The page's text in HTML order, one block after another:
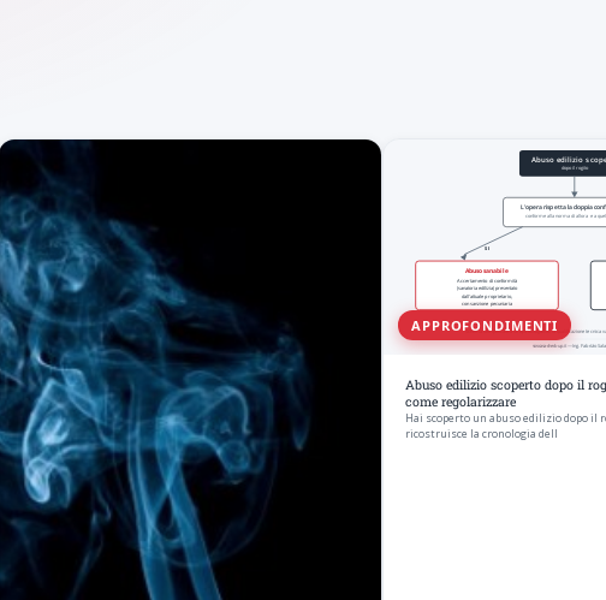
APPROFONDIMENTI
Abuso edilizio scoperto dopo il
come regolarizzare
Hai scoperto un abuso edilizio dopo il
ricostruisce la cronologia dell